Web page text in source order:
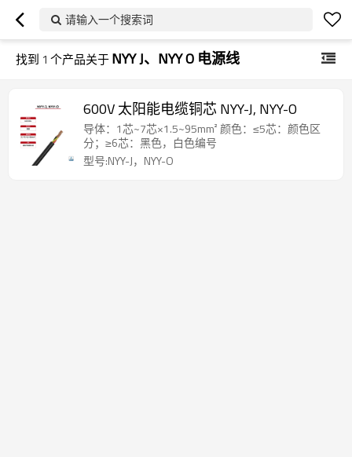
请输入一个搜索词
找到 1 个产品关于NYY J、NYY O 电源线
600V 太阳能电缆铜芯 NYY-J, NYY-O
导体：1芯~7芯×1.5~95mm² 颜色：≤5芯：颜色区
分；≥6芯：黑色，白色编号
型号:NYY-J，NYY-O